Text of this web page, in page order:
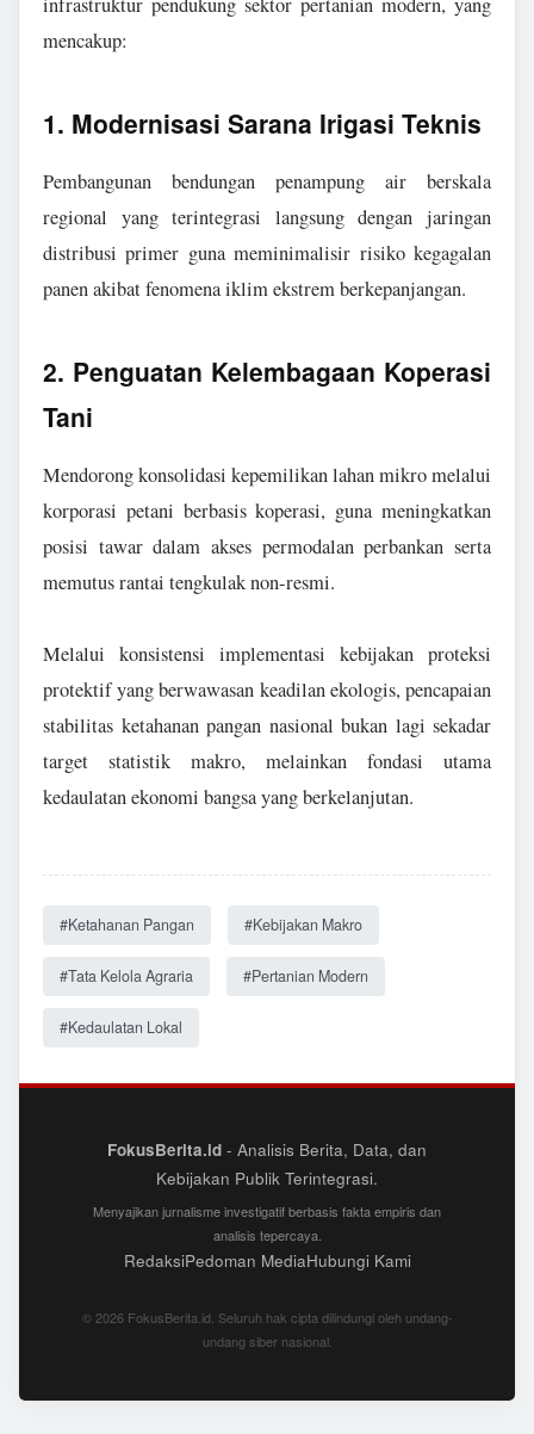
mencakup:
1. Modernisasi Sarana Irigasi Teknis
Pembangunan bendungan penampung air berskala
regional yang terintegrasi langsung dengan jaringan
distribusi primer guna meminimalisir risiko kegagalan
panen akibat fenomena iklim ekstrem berkepanjangan.
2. Penguatan Kelembagaan Koperasi
Tani
Mendorong konsolidasi kepemilikan lahan mikro melalui
korporasi petani berbasis koperasi, guna meningkatkan
posisi tawar dalam akses permodalan perbankan serta
memutus rantai tengkulak non-resmi.
Melalui konsistensi implementasi kebijakan proteksi
protektif yang berwawasan keadilan ekologis, pencapaian
stabilitas ketahanan pangan nasional bukan lagi sekadar
target statistik makro, melainkan fondasi utama
kedaulatan ekonomi bangsa yang berkelanjutan.
#Ketahanan Pangan #Kebijakan Makro
#Tata Kelola Agraria #Pertanian Modern
#Kedaulatan Lokal
FokusBerita.id - Analisis Berita, Data, dan
Kebijakan Publik Terintegrasi.
Menyajikan jurnalisme investigatif berbasis fakta empiris dan
analisis tepercaya.
RedaksiPedoman MediaHubungi Kami
© 2026 FokusBerita.id. Seluruh hak cipta dilindungi oleh undang-
undang siber nasional.